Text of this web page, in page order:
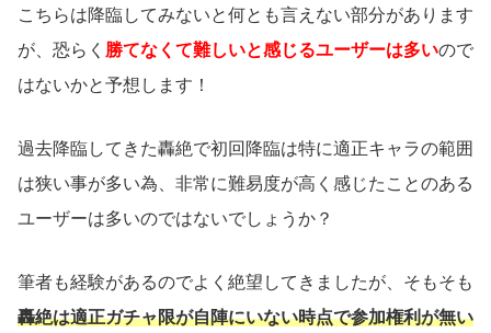
こちらは降臨してみないと何とも言えない部分があります
が、恐らく 勝てなくて難しいと感じるユーザーは多いので
はないかと予想します！
過去降臨してきた轟絶で初回降臨は特に適正キャラの範囲
は狭い事が多い為、非常に難易度が高く感じたことのある
ユーザーは多いのではないでしょうか？
筆者も経験があるのでよく絶望してきましたが、そもそも
轟絶は適正ガチャ限が自陣にいない時点で参加権利が無い